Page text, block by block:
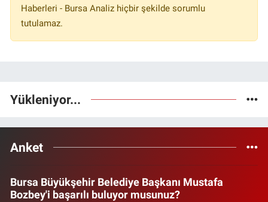
Haberleri - Bursa Analiz hiçbir şekilde sorumlu
tutulamaz.
Yükleniyor...
Anket
Bursa Büyükşehir Belediye Başkanı Mustafa
Bozbey'i başarılı buluyor musunuz?